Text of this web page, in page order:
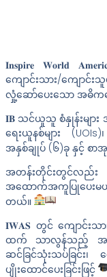
𝐈𝐧𝐬𝐩𝐢𝐫𝐞 𝐖𝐨𝐫𝐥𝐝
ကျောင်းသား/ကျောင်
လှုံ့ဆော်ပေးသော အဓိကန
𝐈𝐁 သင်ယူသူ စံနှုန်းမျာ
ရေးယူနစ်များ
အနှစ်ချုပ် (၆)ခု နှင့် စာ
အတန်းတိုင်းတွင်လ
အထောက်အကူပြုပေးမယ့်
တယ်။
𝐈𝐖𝐀𝐒 တွင် ကျောင်းသာ
ထက် သာလွန်သည့် အရာတွ
ဆင်ခြင်သုံးသပ်ခြင်း၊
ပျိုးထောင်ပေးခြင်းဖြင့်